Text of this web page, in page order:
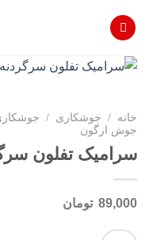
خانه / جوشکاری /
جوش ارگون
سرامیک تفلون
89,000 تومان